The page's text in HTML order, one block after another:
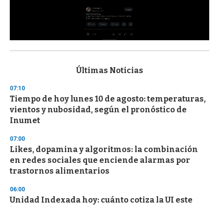
s
d
s
o
f
3
s
e
c
o
n
Últimas Noticias
07:10
Tiempo de hoy lunes 10 de agosto: temperaturas,
vientos y nubosidad, según el pronóstico de
Inumet
07:00
Likes, dopamina y algoritmos: la combinación
en redes sociales que enciende alarmas por
trastornos alimentarios
06:00
Unidad Indexada hoy: cuánto cotiza la UI este